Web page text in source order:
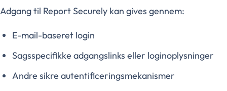
Adgang til Report Securely kan gives gennem:
E-mail-baseret login
Sagsspecifikke adgangslinks eller loginoplysninger
Andre sikre autentificeringsmekanismer